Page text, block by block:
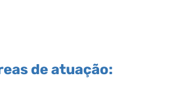
de atuação: